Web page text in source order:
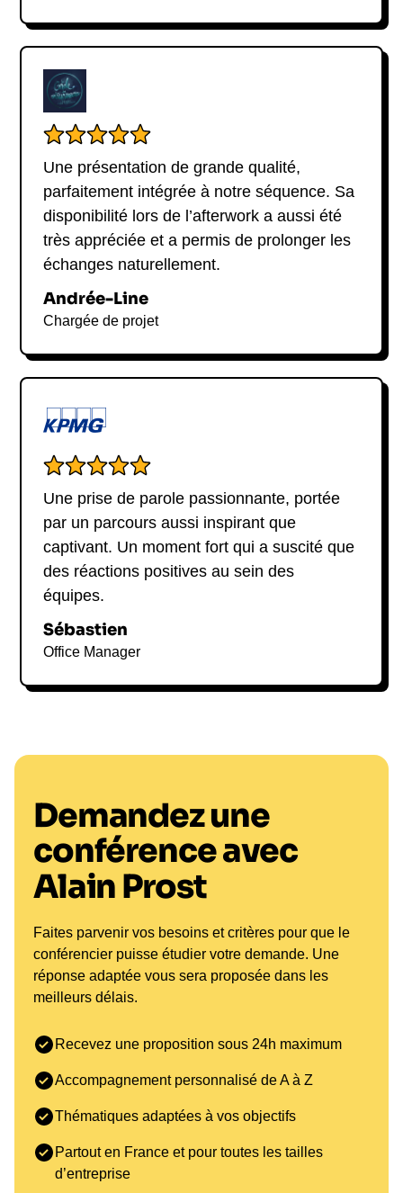
Une présentation de grande qualité,
parfaitement intégrée à notre séquence. Sa
disponibilité lors de l’afterwork a aussi été
très appréciée et a permis de prolonger les
échanges naturellement.
Andrée-Line
Chargée de projet
Une prise de parole passionnante, portée
par un parcours aussi inspirant que
captivant. Un moment fort qui a suscité que
des réactions positives au sein des
équipes.
Sébastien
Office Manager
Demandez une
conférence avec
Alain Prost
Faites parvenir vos besoins et critères pour que le
conférencier puisse étudier votre demande. Une
réponse adaptée vous sera proposée dans les
meilleurs délais.
Recevez une proposition sous 24h maximum
Accompagnement personnalisé de A à Z
Thématiques adaptées à vos objectifs
Partout en France et pour toutes les tailles
d’entreprise